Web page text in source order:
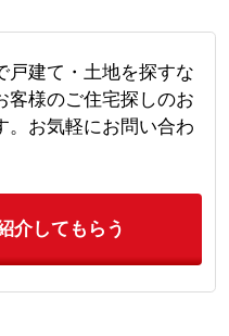
戸建て・土地を探すな
客様のご住宅探しのお
。お気軽にお問い合わ
介してもらう